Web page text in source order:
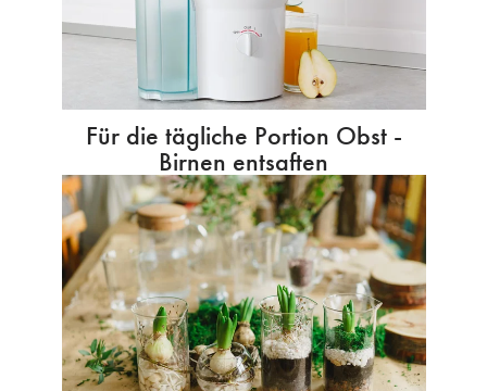
Für die tägliche Portion Obst -
Birnen entsaften